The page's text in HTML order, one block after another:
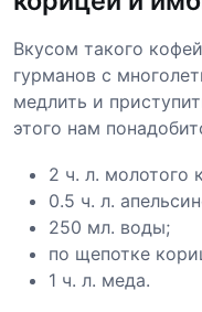
Вкусом такого
гурманов с
медлить и
этого нам
2 ч. л. молотого
0.5 ч. л.
250 мл. воды;
по щепотке
1 ч. л. меда.